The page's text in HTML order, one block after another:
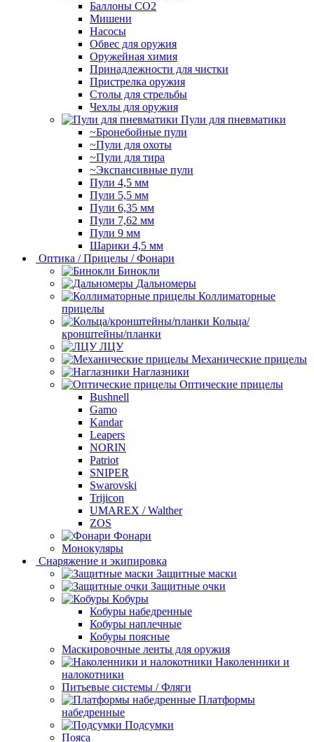
Баллоны СО2
Мишени
Насосы
Обвес для оружия
Оружейная химия
Принадлежности для чистки
Пристрелка оружия
Столы для стрельбы
Чехлы для оружия
Пули для пневматики
~Бронебойные пули
~Пули для охоты
~Пули для тира
~Экспансивные пули
Пули 4,5 мм
Пули 5,5 мм
Пули 6,35 мм
Пули 7,62 мм
Пули 9 мм
Шарики 4,5 мм
Оптика / Прицелы / Фонари
Бинокли
Дальномеры
Коллиматорные
прицелы
Кольца/
кронштейны/планки
ЛЦУ
Механические прицелы
Наглазники
Оптические прицелы
Bushnell
Gamo
Kandar
Leapers
NORIN
Patriot
SNIPER
Swarovski
Trijicon
UMAREX / Walther
ZOS
Фонари
Монокуляры
Снаряжение и экипировка
Защитные маски
Защитные очки
Кобуры
Кобуры набедренные
Кобуры наплечные
Кобуры поясные
Маскировочные ленты для оружия
Наколенники и
налокотники
Питьевые системы / Фляги
Платформы
набедренные
Подсумки
Пояса